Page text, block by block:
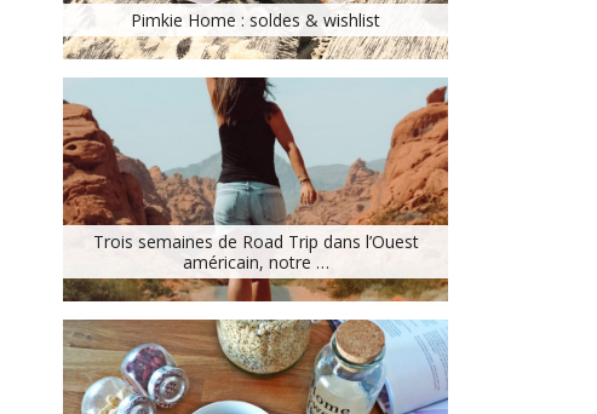
Pimkie Home : soldes & wishlist
Trois semaines de Road Trip dans l’Ouest
américain, notre …